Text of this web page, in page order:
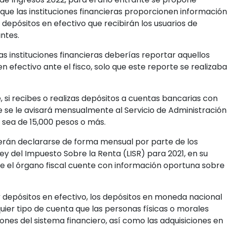
las instituciones financieras proporcionen información
en efectivo que recibirán los usuarios de
instituciones financieras deberías reportar aquellos
efectivo ante el fisco, solo que este reporte se realizaba
si recibes o realizas depósitos a cuentas bancarias con
le avisará mensualmente al Servicio de Administración
de 15,000 pesos o más.
declararse de forma mensual por parte de los
del Impuesto Sobre la Renta (LISR) para 2021, en su
el órgano fiscal cuente con información oportuna sobre
depósitos en efectivo, los depósitos en moneda nacional
tipo de cuenta que las personas físicas o morales
del sistema financiero, así como las adquisiciones en